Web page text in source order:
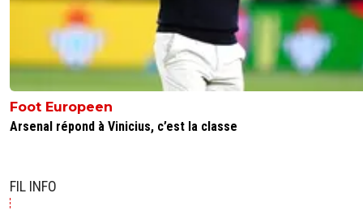
Foot Europeen
Arsenal répond à Vinicius, c’est la classe
FIL INFO